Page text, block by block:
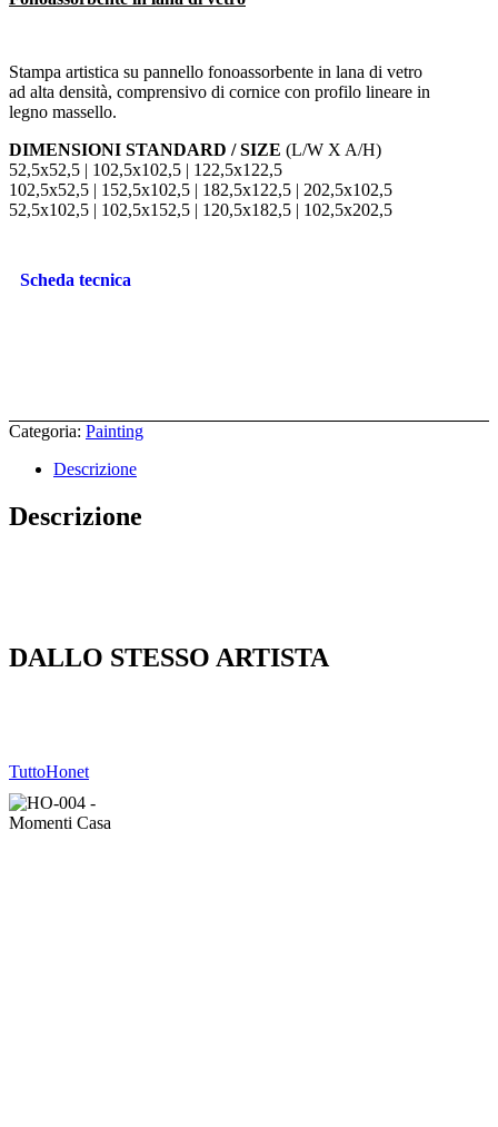
Stampa artistica su pannello fonoassorbente in lana di vetro
ad alta densità, comprensivo di cornice con profilo lineare in
legno massello.
DIMENSIONI STANDARD / SIZE (L/W X A/H)
52,5x52,5 | 102,5x102,5 | 122,5x122,5
102,5x52,5 | 152,5x102,5 | 182,5x122,5 | 202,5x102,5
52,5x102,5 | 102,5x152,5 | 120,5x182,5 | 102,5x202,5
Scheda tecnica
Categoria: Painting
Descrizione
Descrizione
DALLO STESSO ARTISTA
TuttoHonet